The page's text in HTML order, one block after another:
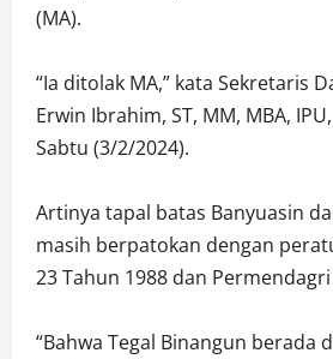
(MA).
“Ia ditolak MA,” kata Sekretaris
Erwin Ibrahim, ST, MM, MBA, IPU,
Sabtu (3/2/2024).
Artinya tapal batas Banyuasin
masih berpatokan dengan
23 Tahun 1988 dan
“Bahwa Tegal Binangun berada